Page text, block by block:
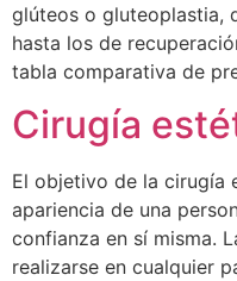
glúteos o gluteoplastia,
hasta los de
tabla comparativa de
Cirugía
El objetivo de la cirugía
apariencia de una
confianza en sí misma.
realizarse en cualquier